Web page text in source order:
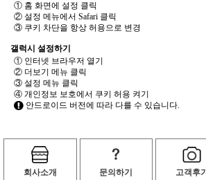
① 홈 화면에 설정 클릭
② 설정 메뉴에서 Safari 클릭
③ 쿠키 차단을 항상 허용으로 변경
갤럭시 설정하기
① 인터넷 브라우저 열기
② 더보기 메뉴 클릭
③ 설정 메뉴 클릭
④ 개인정보 보호에서 쿠키 허용 켜기
안드로이드 버전에 따라 다를 수 있습니다.
회사소개 문의하기 고객후기